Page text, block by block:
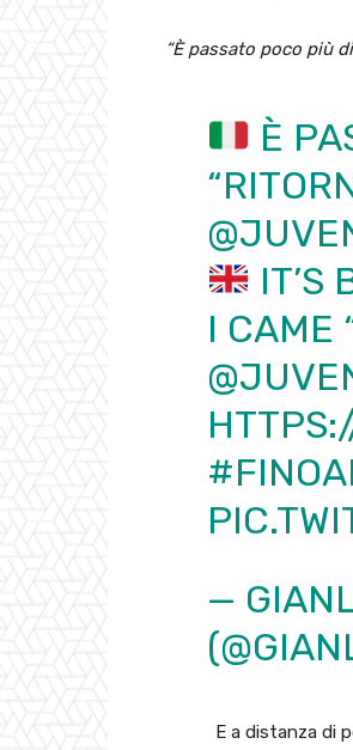
“È passato poco più
È
IT’S
I CAME
—
E a distanza di